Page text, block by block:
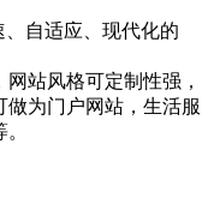
、自适应、现代化的
站风格可定制性强，
为门户网站，生活服